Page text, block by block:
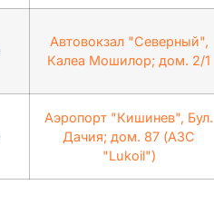
Автовокзал "Северный",
Калеа Мошилор; дом. 2/1
Аэропорт "Кишинев", Бул.
Дачия; дом. 87 (АЗС
"Lukoil")